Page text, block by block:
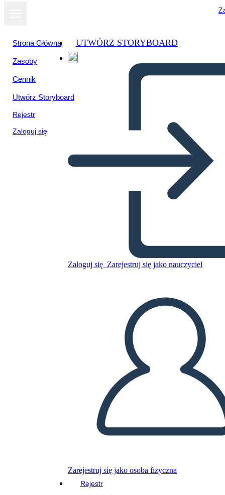
Strona Główna
Zasoby
Cennik
Utwórz Storyboard
Rejestr
Zaloguj się
UTWÓRZ STORYBOARD
Zaloguj się Zarejestruj się jako nauczyciel
Zarejestruj się jako osoba fizyczna
Rejestr
Skopiuj tę scenorys
STWÓRZ SCENORYS
PRZECZYTAJ MI